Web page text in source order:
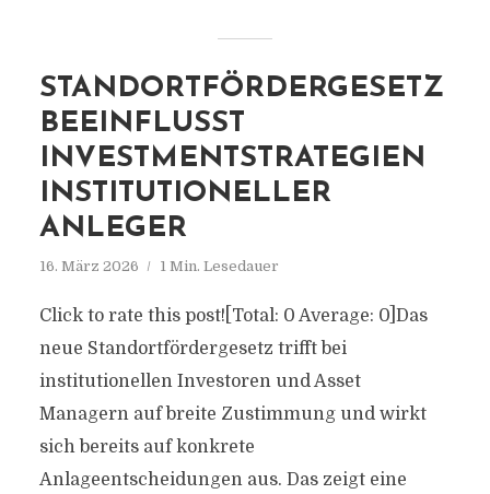
STANDORTFÖRDERGESETZ
BEEINFLUSST
INVESTMENTSTRATEGIEN
INSTITUTIONELLER
ANLEGER
16. März 2026 1 Min. Lesedauer
Click to rate this post![Total: 0 Average: 0]Das
neue Standortfördergesetz trifft bei
institutionellen Investoren und Asset
Managern auf breite Zustimmung und wirkt
sich bereits auf konkrete
Anlageentscheidungen aus. Das zeigt eine